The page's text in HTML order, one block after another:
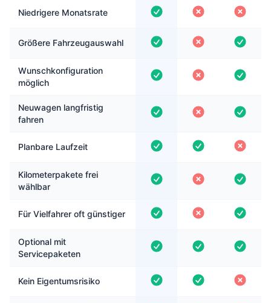
Niedrigere Monatsrate
Größere Fahrzeugauswahl
Wunschkonfiguration
möglich
Neuwagen langfristig
fahren
Planbare Laufzeit
Kilometerpakete frei
wählbar
Für Vielfahrer oft günstiger
Optional mit
Servicepaketen
Kein Eigentumsrisiko